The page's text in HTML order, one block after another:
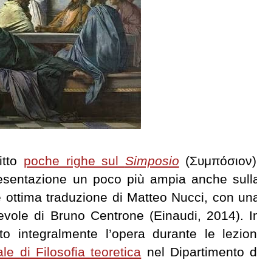
poche righe sul Simposio
un poco più ampia anche
traduzione di Matteo Nucci, con
di Bruno Centrone (Einaudi, 2014).
integralmente l’opera durante le
di Filosofia teoretica nel Dipartimento